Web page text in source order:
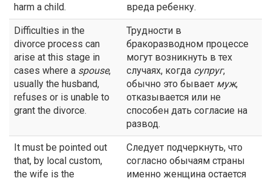
harm a child.
вреда ребенку.
Difficulties in the
divorce process can
arise at this stage in
cases where a spouse,
usually the husband,
refuses or is unable to
grant the divorce.
Трудности в
бракоразводном процессе
могут возникнуть в тех
случаях, когда супруг,
обычно это бывает муж,
отказывается или не
способен дать согласие на
развод.
It must be pointed out
that, by local custom,
the wife is the
Следует подчеркнуть, что
согласно обычаям страны
именно женщина остается